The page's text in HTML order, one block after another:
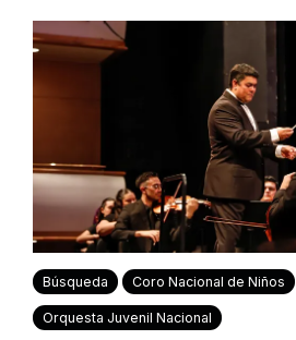
Búsqueda Coro Nacional de Niños
Orquesta Juvenil Nacional